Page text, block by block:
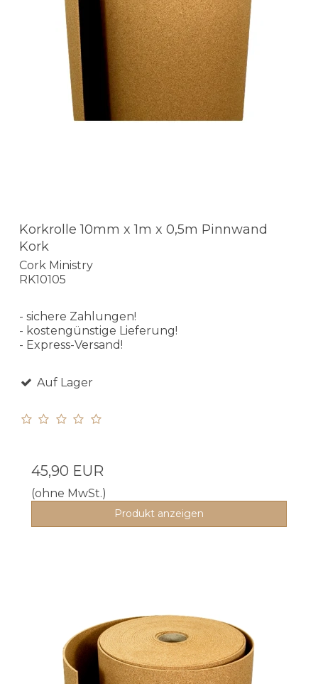
Korkrolle 10mm x 1m x 0,5m Pinnwand
Kork
Cork Ministry
RK10105
- sichere Zahlungen!
- kostengünstige Lieferung!
- Express-Versand!
Auf Lager
45,90 EUR
(ohne MwSt.)
Produkt anzeigen